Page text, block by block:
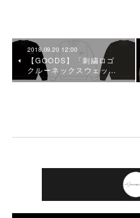
2018.09.20 12:00
【GOODS】「刺繍ロゴ
クルーネックスウェッ…